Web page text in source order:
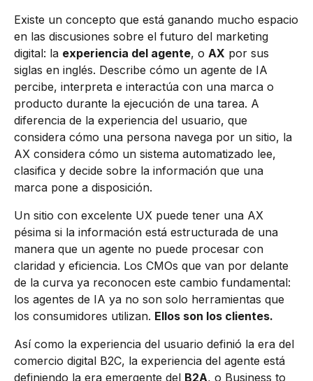
Existe un concepto que está ganando mucho espacio
en las discusiones sobre el futuro del marketing
digital: la experiencia del agente, o AX por sus
siglas en inglés. Describe cómo un agente de IA
percibe, interpreta e interactúa con una marca o
producto durante la ejecución de una tarea. A
diferencia de la experiencia del usuario, que
considera cómo una persona navega por un sitio, la
AX considera cómo un sistema automatizado lee,
clasifica y decide sobre la información que una
marca pone a disposición.
Un sitio con excelente UX puede tener una AX
pésima si la información está estructurada de una
manera que un agente no puede procesar con
claridad y eficiencia. Los CMOs que van por delante
de la curva ya reconocen este cambio fundamental:
los agentes de IA ya no son solo herramientas que
los consumidores utilizan. Ellos son los clientes.
Así como la experiencia del usuario definió la era del
comercio digital B2C, la experiencia del agente está
definiendo la era emergente del B2A, o Business to